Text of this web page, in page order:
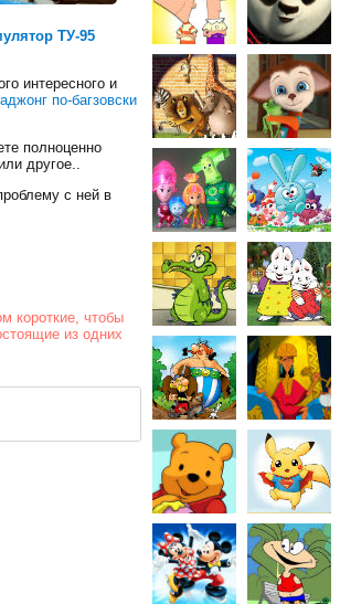
ТУ-95
интересного и
по-багзовски
полноценно
другое..
с ней в
короткие, чтобы
из одних